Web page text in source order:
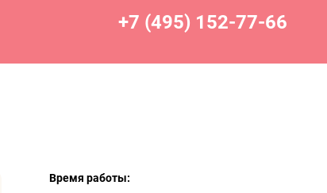
+7 (495) 152-77-66
Время работы: